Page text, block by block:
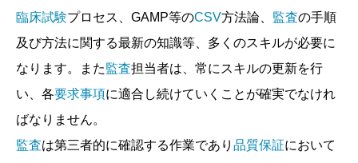
臨床試験プロセス、GAMP等のCSV方法論、 監査の手順
及び方法に関する最新の知識等、多くのスキルが必要に
なります。また監査担当者は、常にスキルの更新を行
い、各要求事項に適合し続けていくことが確実でなけれ
ばなりません。
監査は第三者的に確認する作業であり 品質保証において